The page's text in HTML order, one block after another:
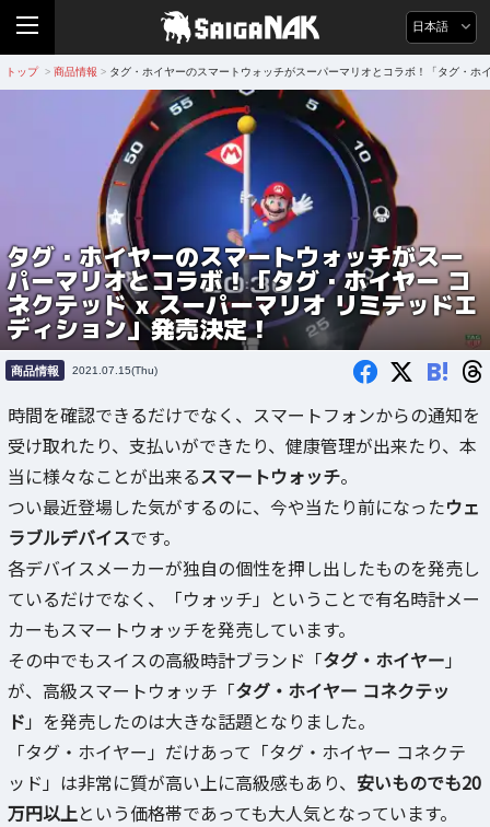
日本語
トップ > 商品情報 > タグ・ホイヤーのスマートウォッチがスーパーマリオとコラボ！「タグ・
タグ・ホイヤーのスマートウォッチがスー
パーマリオとコラボ！「タグ・ホイヤー コ
ネクテッド x スーパーマリオ リミテッドエ
ディション」発売決定！
商品情報 2021.07.15(Thu) B!
時間を確認できるだけでなく、スマートフォンからの通知を
受け取れたり、支払いができたり、健康管理が出来たり、本
当に様々なことが出来るスマートウォッチ。
つい最近登場した気がするのに、今や当たり前になったウェ
ラブルデバイスです。
各デバイスメーカーが独自の個性を押し出したものを発売し
ているだけでなく、「ウォッチ」ということで有名時計メー
カーもスマートウォッチを発売しています。
その中でもスイスの高級時計ブランド「タグ・ホイヤー 」
が、高級スマートウォッチ「タグ・ホイヤー コネクテッ
ド 」を発売したのは大きな話題となりました。
「タグ・ホイヤー」だけあって「タグ・ホイヤー コネクテ
ッド」は非常に質が高い上に高級感もあり、 安いものでも20
万円以上という価格帯であっても大人気となっています。